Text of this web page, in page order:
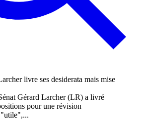
Gérard Larcher (LR) a livré
pour une révision